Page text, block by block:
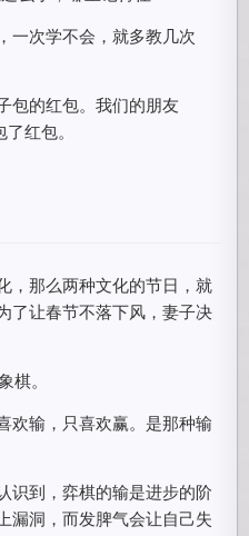
一次学不会，就多教几次
包的红包。我们的朋友
红包。
，那么两种文化的节日，就
了让春节不落下风，妻子决
棋。
欢输，只喜欢赢。是那种输
识到，弈棋的输是进步的阶
漏洞，而发脾气会让自己失